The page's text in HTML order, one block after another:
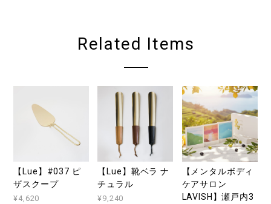
Related Items
【Lue】#037 ピ
ザスクープ
¥4,620
【Lue】靴ベラ ナ
チュラル
¥9,240
【メンタルボディ
ケアサロン
LAVISH】瀬戸内3